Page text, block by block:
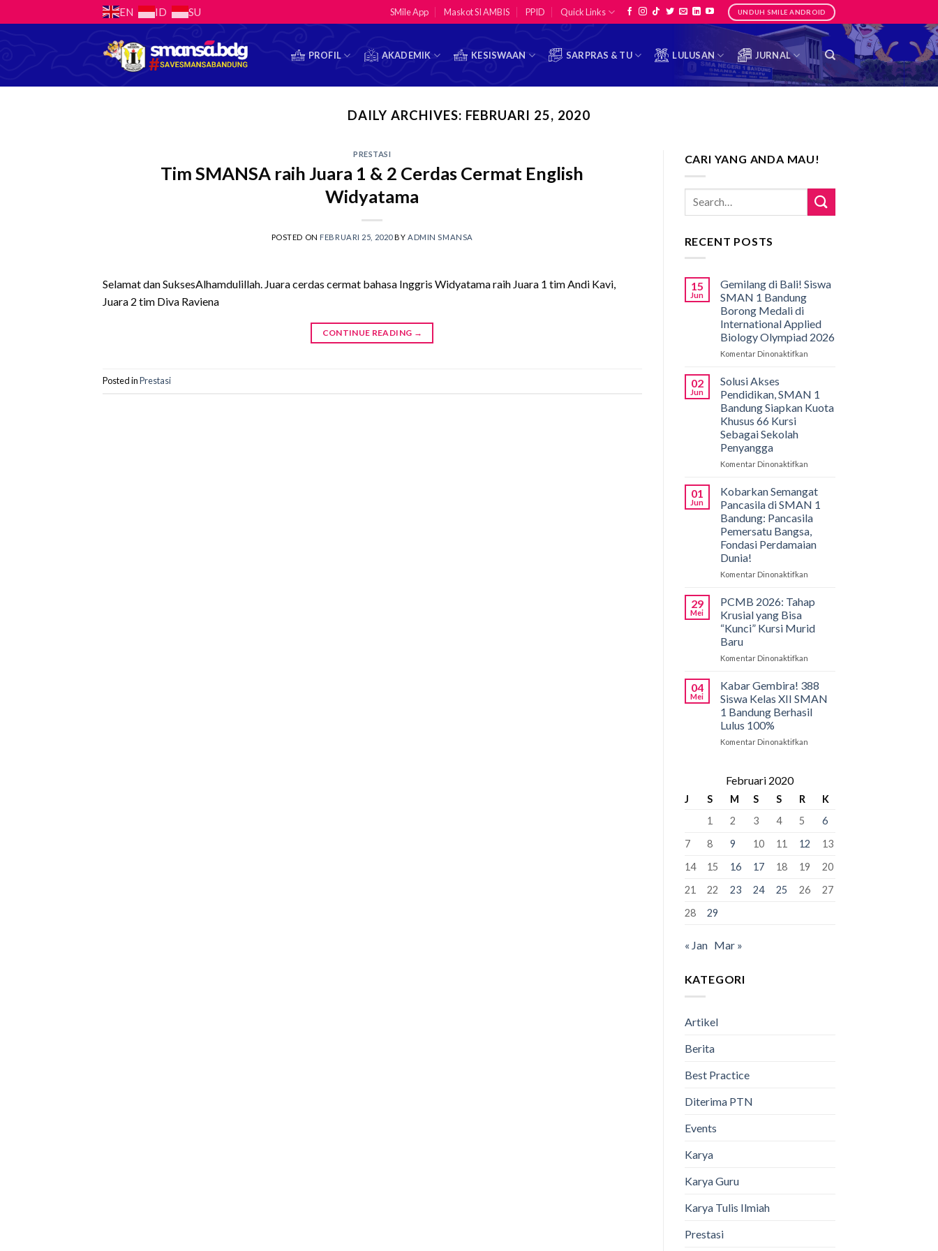
to
EN ID SU SMile App Maskot SI AMBIS PPID Quick Links UNDUH SMILE ANDROID
PROFIL AKADEMIK KESISWAAN SARPRAS & TU LULUSAN JURNAL
DAILY ARCHIVES: FEBRUARI 25, 2020
PRESTASI
Tim SMANSA raih Juara 1 & 2 Cerdas Cermat English
Widyatama
POSTED ON FEBRUARI 25, 2020BYADMIN SMANSA
Selamat dan SuksesAlhamdulillah. Juara cerdas cermat bahasa Inggris Widyatama raih Juara 1 tim Andi Kavi,
Juara 2 tim Diva Raviena
CONTINUE READING →
Posted inPrestasi
CARI YANG ANDA MAU!
RECENT POSTS
15
Jun
Gemilang di Bali! Siswa
SMAN 1 Bandung
Borong Medali di
International Applied
Biology Olympiad 2026
Komentar Dinonaktifkan
Bali!
Siswa
SMAN
Applied
Biology
Olympiad
2026
02
Jun
Solusi Akses
Pendidikan, SMAN 1
Bandung Siapkan Kuota
Khusus 66 Kursi
Sebagai Sekolah
Penyangga
Komentar Dinonaktifkan
Akses
Pendidikan,
SMAN
1
Bandung
Siapkan
Sebagai
Penyangga
01
Jun
Kobarkan Semangat
Pancasila di SMAN 1
Bandung: Pancasila
Pemersatu Bangsa,
Fondasi Perdamaian
Dunia!
Komentar Dinonaktifkan
Pancasila
SMAN
Pemersatu
Fondasi
Perdamaian
29
Mei
PCMB 2026: Tahap
Krusial yang Bisa
“Kunci” Kursi Murid
Baru
Komentar Dinonaktifkan
2026:
Tahap
Krusial
yang
04
Mei
Kabar Gembira! 388
Siswa Kelas XII SMAN
1 Bandung Berhasil
Lulus 100%
Komentar Dinonaktifkan
Kelas
SMAN
Bandung
Lulus
100%
Februari 2020
J S M S S R
K
1
2 3 4 5
6
7
8 9 10 11 12
13
14
15 16 17 18 19
20
21
22 23 24 25 26
27
28
29
« Jan Mar »
KATEGORI
Artikel
Berita
Best Practice
Diterima PTN
Events
Karya
Karya Guru
Karya Tulis Ilmiah
Prestasi